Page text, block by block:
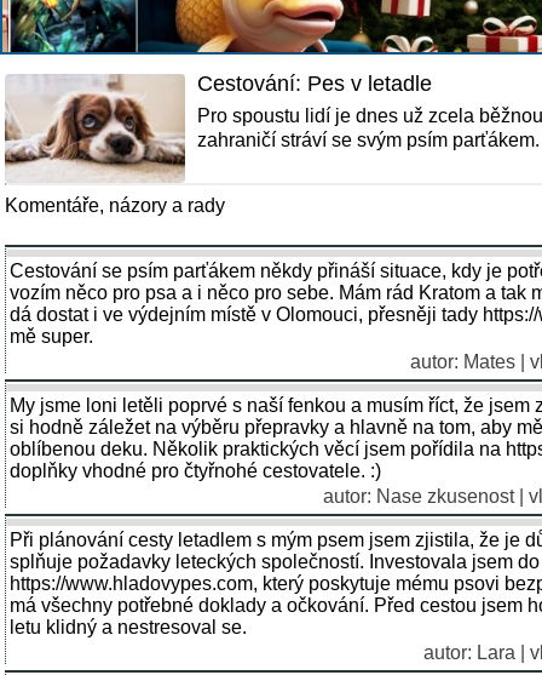
Cestování: Pes v letadle
Pro spoustu lidí je dnes už zcela
zahraničí stráví se svým psím
Komentáře, názory a rady
Cestování se psím parťákem někdy přináší situace, kdy je
vozím něco pro psa a i něco pro sebe. Mám rád Kratom a tak
dá dostat i ve výdejním místě v Olomouci, přesněji tady
mě super.
autor: Mates |
My jsme loni letěli poprvé s naší fenkou a musím říct, že
si hodně záležet na výběru přepravky a hlavně na tom, aby
oblíbenou deku. Několik praktických věcí jsem pořídila na
doplňky vhodné pro čtyřnohé cestovatele. :)
autor: Nase zkusenost|
Při plánování cesty letadlem s mým psem jsem zjistila, že je
splňuje požadavky leteckých společností. Investovala jsem
https://www.hladovypes.com, který poskytuje mému psovi
má všechny potřebné doklady a očkování. Před cestou jsem
letu klidný a nestresoval se.
autor: Lara |